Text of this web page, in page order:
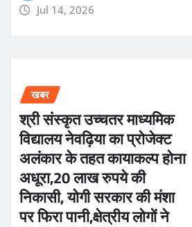
Jul 14, 2026
खबर
श्री संस्कृत उच्चतर माध्यमिक
विद्यालय नेवढ़िया का प्रोजेक्ट
अलंकार के तहत कायाकल्प होना
अधूरा,20 लाख रुपये की
निकासी, योगी सरकार की मंशा
पर फिरा पानी,क्षेत्रीय लोगों ने